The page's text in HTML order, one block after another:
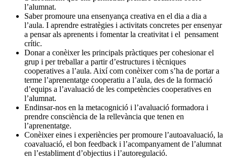
l’alumnat.
Saber promoure una ensenyança creativa en el dia a dia a
l’aula. I aprendre estratègies i activitats concretes per ensenyar
a pensar als aprenents i fomentar la creativitat i el pensament
crític.
Donar a conèixer les principals pràctiques per cohesionar el
grup i per treballar a partir d’estructures i tècniques
cooperatives a l’aula. Així com conèixer com s’ha de portar a
terme l’aprenentatge cooperatiu a l’aula, des de la formació
d’equips a l’avaluació de les competències cooperatives en
l’alumnat.
Endinsar-nos en la metacognició i l’avaluació formadora i
prendre consciència de la rellevància que tenen en
l’aprenentatge.
Conèixer eines i experiències per promoure l’autoavaluació, la
coavaluació, el bon feedback i l’acompanyament de l’alumnat
en l’establiment d’objectius i l’autoregulació.